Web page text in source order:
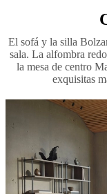
El sofá y la silla
sala. La alfombra
la mesa de centro
exquisitas